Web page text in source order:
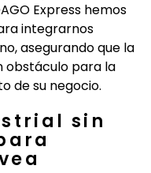
Express hemos
integrarnos
asegurando que la
obstáculo para la
de su negocio.
sin